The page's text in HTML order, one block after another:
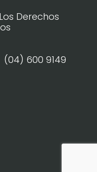
Derechos
(04) 600 9149